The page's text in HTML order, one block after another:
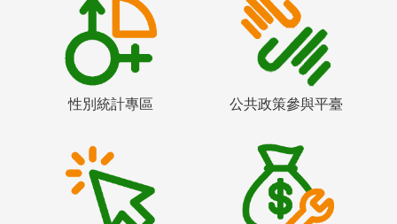
性別統計專區 公共政策參與平臺